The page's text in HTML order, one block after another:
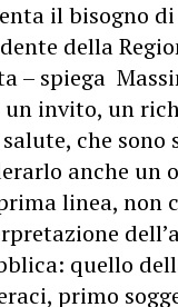
il bisogno
della
– spiega
invito, un
che
anche un
linea, non
quello
primo